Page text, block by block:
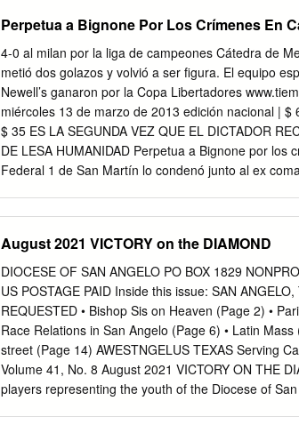
Universidad Complutense de Madrid, y del que la
“Humanidades Digitales, Edad Media y Renacimiento.
tan fácil mueran una sola vez, y después de esto el
difícil verlo (Hebreos 9.27). Pablo dijo a los
establecido un día en el cual juzgará al 4 Después
justicia» (Hechos 17.31a). Escribió que juicio de
necesario que todos nosotros comparezcamos o
Perpetua a Bignone Por Los Crímenes En
4-0 al milan por la liga de campeones Cátedra de
metió dos golazos y volvió a ser figura. El equipo
Newell’s ganaron por la Copa Libertadores
miércoles 13 de marzo de 2013 edición nacional |
$ 35 ES LA SEGUNDA VEZ QUE EL DICTADOR
DE LESA HUMANIDAD Perpetua a Bignone por
Federal 1 de San Martín lo condenó junto al ex
la "postura monolítica" de la oposición » POLÍTICA
el referendo contra la maniobra inglesa y afirmó
no son kirchneristas, son argentinas". que armó
Cristina con olor a petróleo Para la Corte, los en
Mardones, desde Puerto Argentino fiscales deben
que no hay trabas para que los miembros del
pág. 11 publicidad estatal Macri gasta cinco veces
porteño destinó unos $ 290 millones para difundir
August 2021 VICTORY on the DIAMOND
DIOCESE OF SAN ANGELO PO BOX 1829
US POSTAGE PAID Inside this issue: SAN
REQUESTED • Bishop Sis on Heaven (Page 2) •
Race Relations in San Angelo (Page 6) • Latin
street (Page 14) AWESTNGELUS TEXAS Serving
Volume 41, No. 8 August 2021 VICTORY ON THE
players representing the youth of the Diocese of